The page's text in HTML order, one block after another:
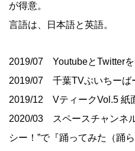
が得意。
言語は、日本語と英語。
2019/07 YoutubeとTwitterを
2019/07 千葉TVぶいちーば
2019/12 VティークVol.5 紙
2020/03 スペースチャンネ
シー！”で『踊ってみた（踊